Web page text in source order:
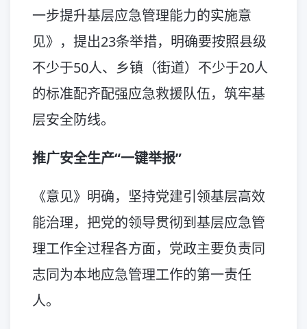
一步提升基层应急管理能力的实施意
见》，提出23条举措，明确要按照县级
不少于50人、乡镇（街道）不少于20人
的标准配齐配强应急救援队伍，筑牢基
层安全防线。
推广安全生产“一键举报”
《意见》明确，坚持党建引领基层高效
能治理，把党的领导贯彻到基层应急管
理工作全过程各方面，党政主要负责同
志同为本地应急管理工作的第一责任
人。